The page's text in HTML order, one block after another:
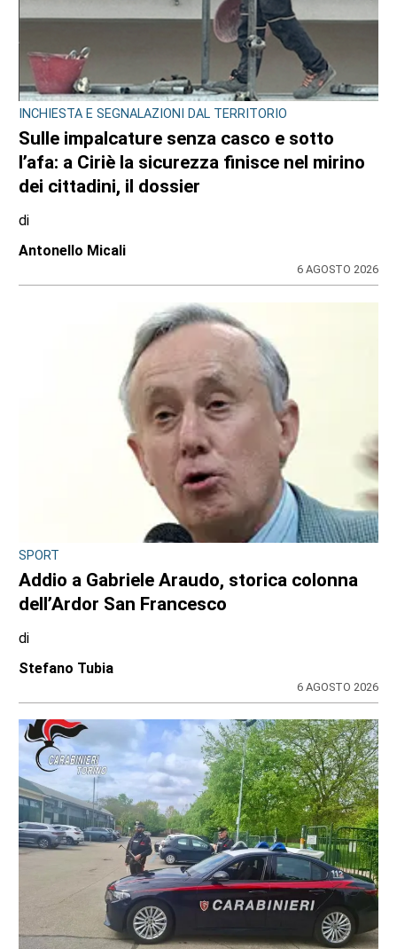
CONSIGLIO REGIONALE
Ambiente e conti pubblici al centro
dell’attività questa settimana in Consiglio
regionale
di
Redazione CRP
CONSIGLIO REGIONALE
A Palazzo Lascaris la mostra “Romano
Gazzera. Nel regno dei fiori giganti”
di
Redazione CRP
31 LUGLIO 2026